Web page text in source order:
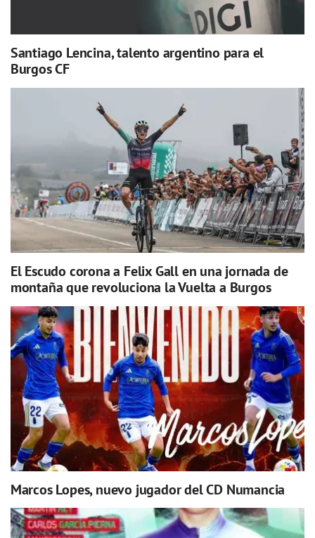
Santiago Lencina, talento argentino para el
Burgos CF
El Escudo corona a Felix Gall en una jornada de
montaña que revoluciona la Vuelta a Burgos
Marcos Lopes, nuevo jugador del CD Numancia